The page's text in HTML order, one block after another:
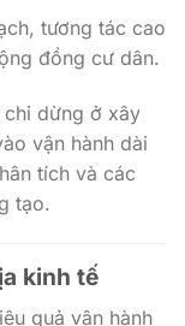
tương tác cao
đồng cư dân.
dừng ở xây
vận hành dài
tích và các
tạo.
kinh tế
quả vận hành